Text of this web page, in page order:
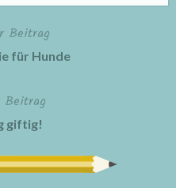
Beitrag
für Hunde
Beitrag
giftig!